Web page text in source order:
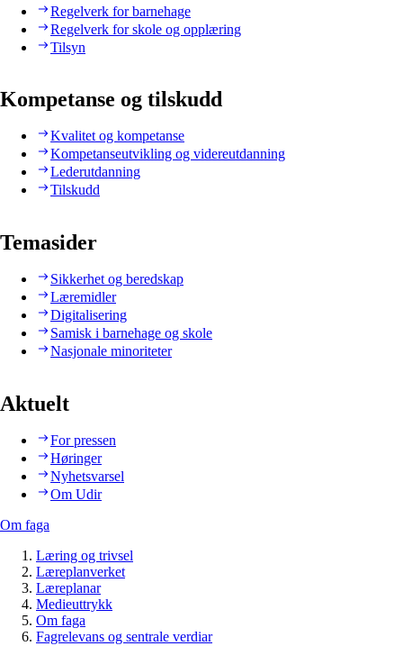
Regelverk for barnehage
Regelverk for skole og opplæring
Tilsyn
Kompetanse og tilskudd
Kvalitet og kompetanse
Kompetanseutvikling og videreutdanning
Lederutdanning
Tilskudd
Temasider
Sikkerhet og beredskap
Læremidler
Digitalisering
Samisk i barnehage og skole
Nasjonale minoriteter
Aktuelt
For pressen
Høringer
Nyhetsvarsel
Om Udir
Om faga
Læring og trivsel
Læreplanverket
Læreplanar
Medieuttrykk
Om faga
Fagrelevans og sentrale verdiar